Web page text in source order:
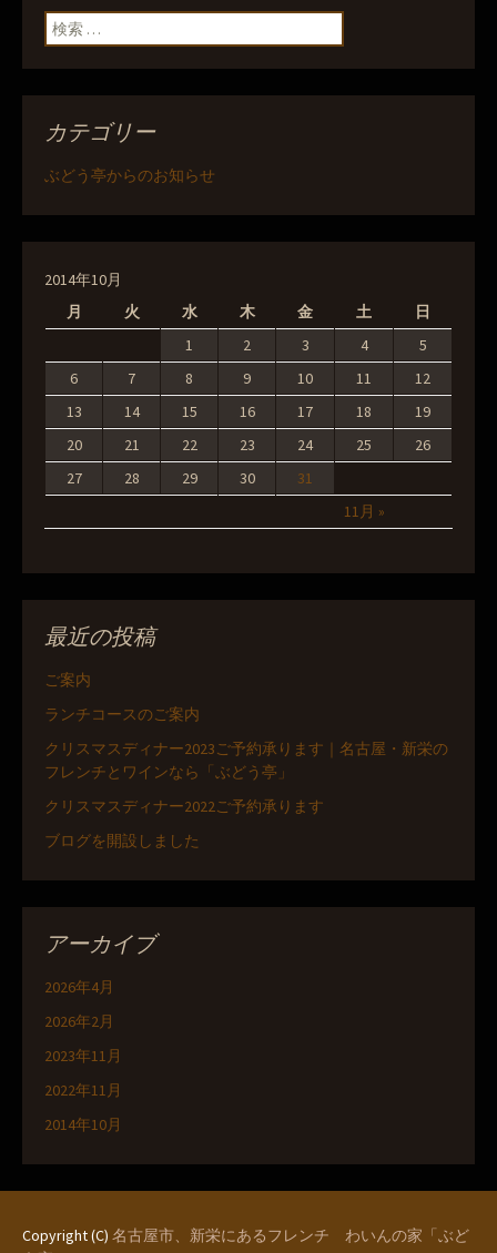
ン
検索:
カテゴリー
ぶどう亭からのお知らせ
2014年10月
月
火 水 木 金 土 日
11月 »
1 2 3 4
5
6
7 8 9 10 11
12
13
14 15 16 17 18
19
20
21 22 23 24 25
26
27
28 29 30 31
最近の投稿
ご案内
ランチコースのご案内
クリスマスディナー2023ご予約承ります｜名古屋・新栄の
フレンチとワインなら「ぶどう亭」
クリスマスディナー2022ご予約承ります
ブログを開設しました
アーカイブ
2026年4月
2026年2月
2023年11月
2022年11月
2014年10月
Copyright (C) 名古屋市、新栄にあるフレンチ わいんの家「ぶど